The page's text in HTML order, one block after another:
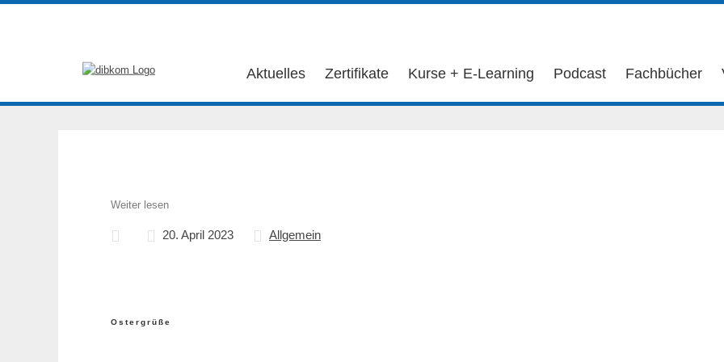
Aktuelles Zertifikate Kurse + E-Learning Podcast Fachbücher
Weiter lesen
20. April 2023 Allgemein
Ostergrüße